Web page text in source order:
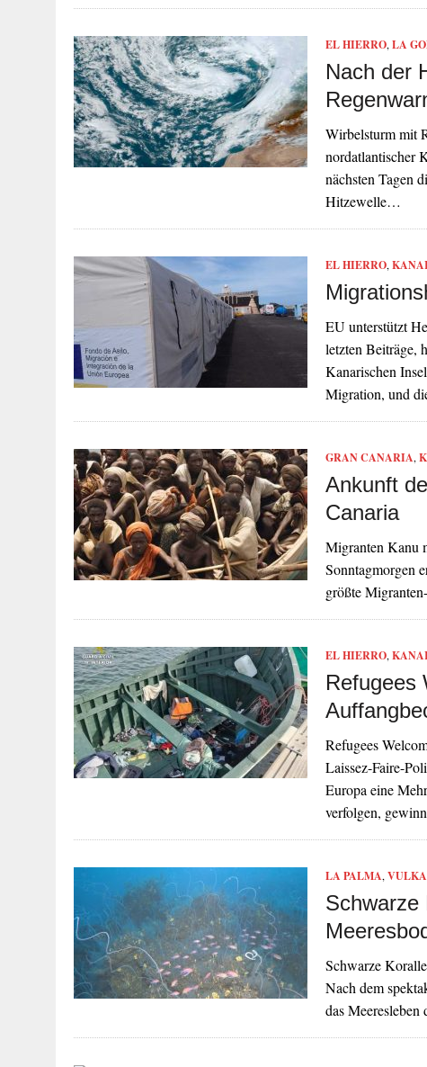
EL HIERRO, LA
Nach der
Wirbelsturm mit
nordatlantischer
nächsten Tagen
Hitzewelle…
EL HIERRO,
EU unterstützt
letzten Beiträge,
Kanarischen
Migration, und
GRAN CANARIA,
Ankunft
Canaria
Migranten Kanu
Sonntagmorgen
größte
EL HIERRO,
Refugees
Refugees
Laissez-Faire-
Europa eine
verfolgen,
LA PALMA,
Schwarze
Schwarze
Nach dem
das